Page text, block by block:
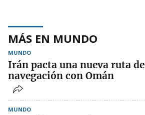
MÁS EN MUNDO
MUNDO
Irán pacta una nueva ruta de
navegación con Omán
MUNDO